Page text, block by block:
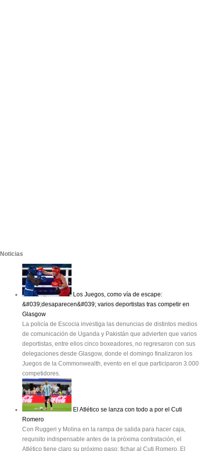
Noticias
Los Juegos, como vía de escape:
&#039;desaparecen&#039; varios deportistas tras competir en
Glasgow
La policía de Escocia investiga las denuncias de distintos medios
de comunicación de Uganda y Pakistán que advierten que varios
deportistas, entre ellos cinco boxeadores, no regresaron con sus
delegaciones desde Glasgow, donde el domingo finalizaron los
Juegos de la Commonwealth, evento en el que participaron 3.000
competidores.
El Atlético se lanza con todo a por el Cuti
Romero
Con Ruggeri y Molina en la rampa de salida para hacer caja,
requisito indispensable antes de la próxima contratación, el
Atlético tiene claro su próximo paso: fichar al Cuti Romero. El